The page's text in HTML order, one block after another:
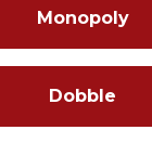
Monopoly
Dobble